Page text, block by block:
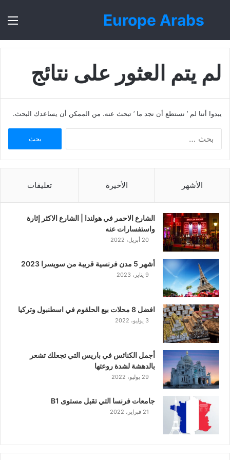
Europe Arabs
بحث
لم يتم العثور على نتائج
يبدوا أننا لم ’ نستطع أن نجد ما ’ تبحث عنه. من الممكن أن يساعدك البحث.
الأشهر الأخيرة تعليقات
الشارع الاحمر في هولندا | الشارع الاكثر إثارة
واستفسارات عنه
20 أبريل، 2022
أشهر 5 مدن فرنسية قريبة من سويسرا 2023
9 يناير، 2023
افضل 8 محلات بيع الحلقوم في اسطنبول وتركيا
3 يوليو، 2022
أجمل الكنائس في باريس التي تجعلك تشعر
بالدهشة لشدة روعتها
29 يوليو، 2022
جامعات فرنسا التي تقبل مستوى B1
21 فبراير، 2022